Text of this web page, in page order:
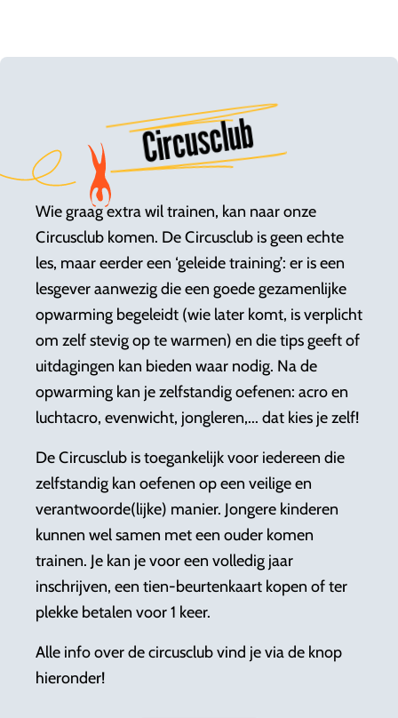
Circusclub
Wie graag extra wil trainen, kan naar onze
Circusclub komen. De Circusclub is geen echte
les, maar eerder een ‘geleide training’: er is een
lesgever aanwezig die een goede gezamenlijke
opwarming begeleidt (wie later komt, is verplicht
om zelf stevig op te warmen) en die tips geeft of
uitdagingen kan bieden waar nodig. Na de
opwarming kan je zelfstandig oefenen: acro en
luchtacro, evenwicht, jongleren,... dat kies je zelf!
De Circusclub is toegankelijk voor iedereen die
zelfstandig kan oefenen op een veilige en
verantwoorde(lijke) manier. Jongere kinderen
kunnen wel samen met een ouder komen
trainen. Je kan je voor een volledig jaar
inschrijven, een tien-beurtenkaart kopen of ter
plekke betalen voor 1 keer.
Alle info over de circusclub vind je via de knop
hieronder!